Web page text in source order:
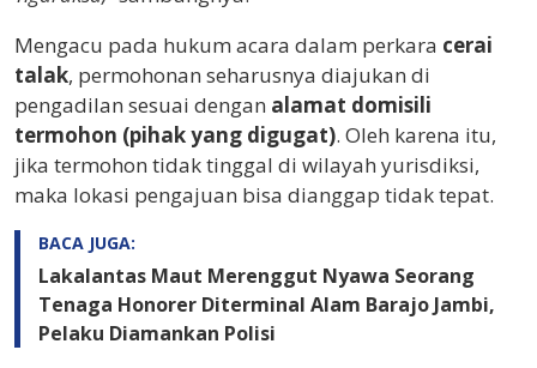
Mengacu pada hukum acara dalam perkara cerai
talak, permohonan seharusnya diajukan di
pengadilan sesuai dengan alamat domisili
termohon (pihak yang digugat). Oleh karena itu,
jika termohon tidak tinggal di wilayah yurisdiksi,
maka lokasi pengajuan bisa dianggap tidak tepat.
BACA JUGA:
Lakalantas Maut Merenggut Nyawa Seorang
Tenaga Honorer Diterminal Alam Barajo Jambi,
Pelaku Diamankan Polisi